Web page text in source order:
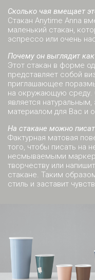
Сколько чая вмещает
Стакан Anytime Anna
маленький стакан,
эспрессо или очень
Почему он выглядит
Этот стакан в форме
представляет собой
приглашающее
на окружающую среду.
является
материалом для Вас и
На стакане можно
Фактурная матовая
того, чтобы писать на
несмываемыми
творчеству или
стакане. Таким
стиль и заставит